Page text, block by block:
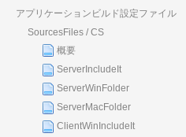
アプリケーションビルド設定ファイル
SourcesFiles / CS
概要
ServerIncludeIt
ServerWinFolder
ServerMacFolder
ClientWinIncludeIt